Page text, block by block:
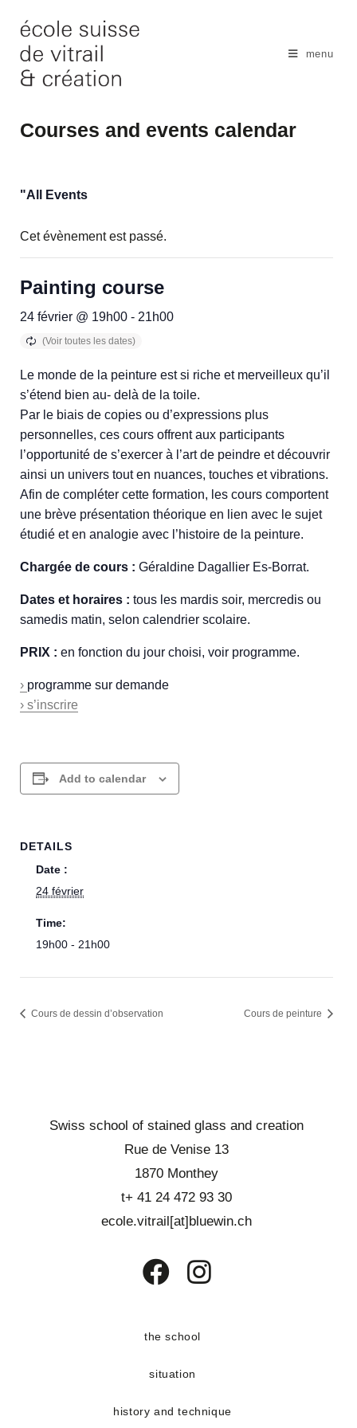
content
menu
Courses and events calendar
"All Events
Cet évènement est passé.
Painting course
24 février @ 19h00 - 21h00
Le monde de la peinture est si riche et merveilleux qu’il
s’étend bien au- delà de la toile.
Par le biais de copies ou d’expressions plus
personnelles, ces cours offrent aux participants
l’opportunité de s’exercer à l’art de peindre et découvrir
ainsi un univers tout en nuances, touches et vibrations.
Afin de compléter cette formation, les cours comportent
une brève présentation théorique en lien avec le sujet
étudié et en analogie avec l’histoire de la peinture.
Chargée de cours : Géraldine Dagallier Es-Borrat.
Dates et horaires : tous les mardis soir, mercredis ou
samedis matin, selon calendrier scolaire.
PRIX : en fonction du jour choisi, voir programme.
› programme sur demande
› s’inscrire
Add to calendar
DETAILS
Date :
24 février
Time:
19h00 - 21h00
Cours de dessin d’observation Cours de peinture
Swiss school of stained glass and creation
Rue de Venise 13
1870 Monthey
t+ 41 24 472 93 30
ecole.vitrail[at]bluewin.ch
a
tab
a
the school
situation
history and technique